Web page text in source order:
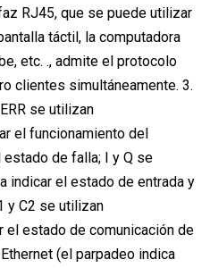
RJ45, que se puede utilizar
táctil, la computadora
etc. ., admite el protocolo
clientes simultáneamente. 3.
se utilizan
el funcionamiento del
de falla; I y Q se
indicar el estado de entrada y
y C2 se utilizan
el estado de comunicación de
(el parpadeo indica